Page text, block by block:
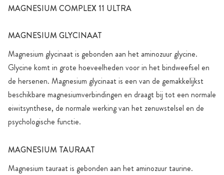
MAGNESIUM COMPLEX 11 ULTRA
MAGNESIUM GLYCINAAT
Magnesium glycinaat is gebonden aan het aminozuur glycine.
Glycine komt in grote hoeveelheden voor in het bindweefsel en
de hersenen. Magnesium glycinaat is een van de gemakkelijkst
beschikbare magnesiumverbindingen en draagt bij tot een normale
eiwitsynthese, de normale werking van het zenuwstelsel en de
psychologische functie.
MAGNESIUM TAURAAT
Magnesium tauraat is gebonden aan het aminozuur taurine.